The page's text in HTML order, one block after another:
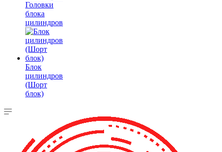
Головки
блока
цилиндров
Блок
цилиндров
(Шорт
блок)